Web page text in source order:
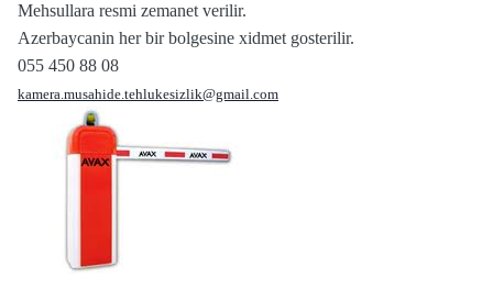
Mehsullara resmi zemanet verilir.
Azerbaycanin her bir bolgesine xidmet gosterilir.
055 450 88 08
kamera.musahide.tehlukesizlik@gmail.com